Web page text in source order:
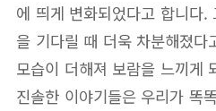
에 띄게 변화되었다고 합니다
을 기다릴 때 더욱 차분해졌
모습이 더해져 보람을 느끼게
진솔한 이야기들은 우리가 똑